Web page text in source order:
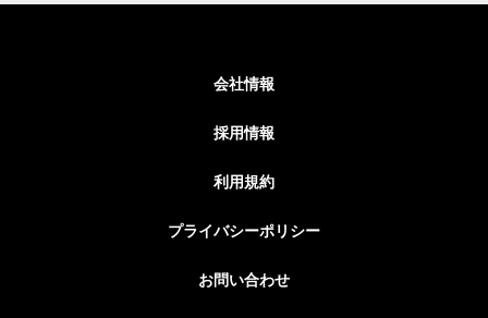
会社情報
採用情報
利用規約
プライバシーポリシー
お問い合わせ